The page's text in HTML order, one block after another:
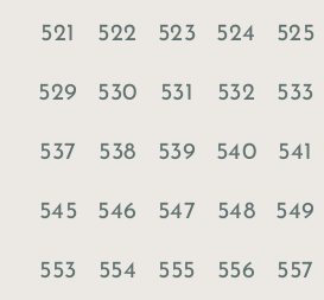
521 522 523 524 525
529 530 531 532 533
537 538 539 540 541
545 546 547 548 549
553 554 555 556 557